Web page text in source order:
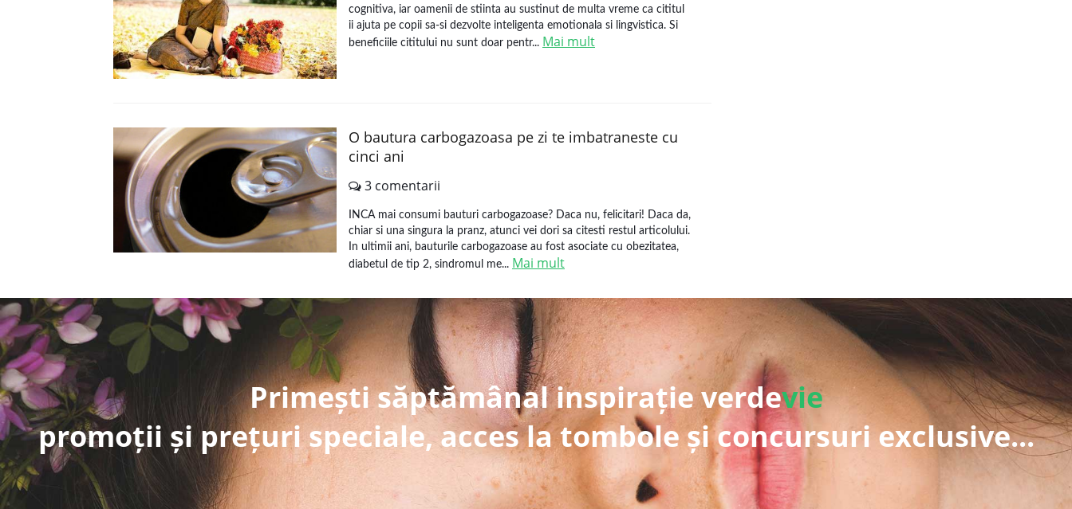
cognitiva, iar oamenii de stiinta au sustinut de multa vreme ca cititul
ii ajuta pe copii sa-si dezvolte inteligenta emotionala si lingvistica. Si
beneficiile cititului nu sunt doar pentr... Mai mult
O bautura carbogazoasa pe zi te imbatraneste cu
cinci ani
3 comentarii
INCA mai consumi bauturi carbogazoase? Daca nu, felicitari! Daca da,
chiar si una singura la pranz, atunci vei dori sa citesti restul articolului.
In ultimii ani, bauturile carbogazoase au fost asociate cu obezitatea,
diabetul de tip 2, sindromul me... Mai mult
Primești săptămânal inspirație verdevie
promoții și prețuri speciale, acces la tombole și concursuri exclusive...